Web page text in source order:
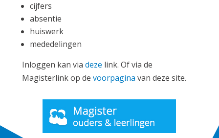
cijfers
absentie
huiswerk
mededelingen
Inloggen kan via deze link. Of via de
Magisterlink op de voorpagina van deze site.